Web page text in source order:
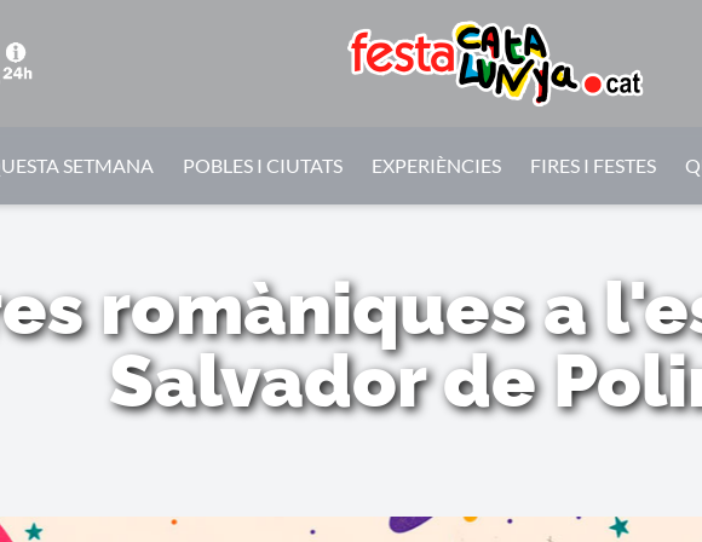
SETMANA POBLES I CIUTATS EXPERIÈNCIES FIRES I FESTES
romàniques a
Salvador de